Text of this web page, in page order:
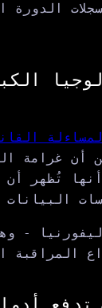
تُظهر
البيانات
-
المراقبة